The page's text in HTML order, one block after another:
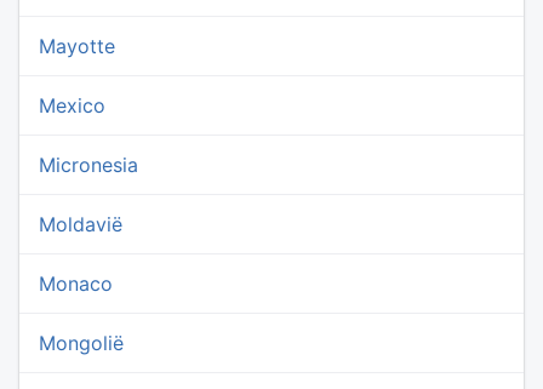
Mayotte
Mexico
Micronesia
Moldavië
Monaco
Mongolië